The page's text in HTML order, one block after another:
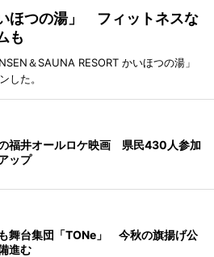
ほつの湯」 フィットネスな
も
＆SAUNA RESORT かいほつの湯」
した。
福井オールロケ映画 県民430人参加
ップ
舞台集団「TONe」 今秋の旗揚げ公
進む